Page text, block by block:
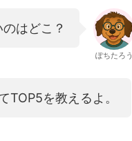
はどこ？
ぽちたろう
TOP5を教えるよ。